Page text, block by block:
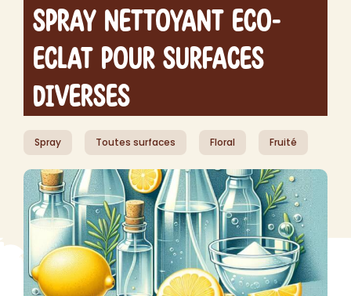
Spray Nettoyant Eco-
Eclat pour Surfaces
Diverses
Spray Toutes surfaces Floral Fruité